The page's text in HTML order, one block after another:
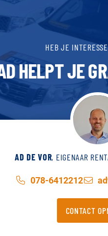
HEB JE
HELPT JE
AD DE VOR, EIGENAAR
078-6412212
CONTACT